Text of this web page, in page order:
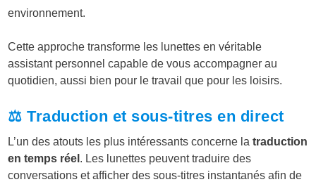
environnement.
Cette approche transforme les lunettes en véritable
assistant personnel capable de vous accompagner au
quotidien, aussi bien pour le travail que pour les loisirs.
⚖️ Traduction et sous-titres en direct
L’un des atouts les plus intéressants concerne latraduction
en temps réel . Les lunettes peuvent traduire des
conversations et afficher des sous-titres instantanés afin de